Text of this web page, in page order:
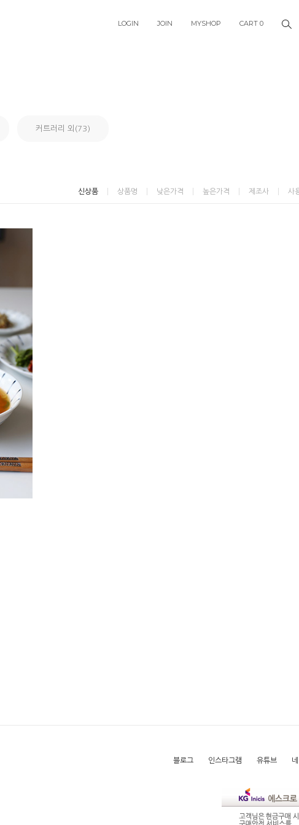
LOGIN JOIN MYSHOP CART 0
커트러리 외(73)
신상품 상품명 낮은가격 높은가격 제조사 사
블로그 인스타그램 유튜브